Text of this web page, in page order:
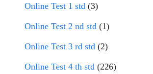
Online Test 1 std (3)
Online Test 2 nd std (1)
Online Test 3 rd std (2)
Online Test 4 th std (226)